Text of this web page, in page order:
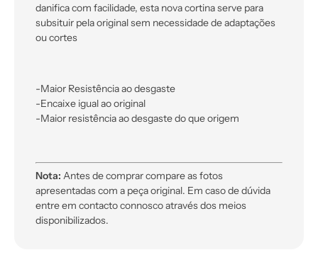
danifica com facilidade, esta nova cortina serve para
subsituir pela original sem necessidade de adaptações
ou cortes
-Maior Resistência ao desgaste
-Encaixe igual ao original
-Maior resistência ao desgaste do que origem
Nota: Antes de comprar compare as fotos
apresentadas com a peça original. Em caso de dúvida
entre em contacto connosco através dos meios
disponibilizados.